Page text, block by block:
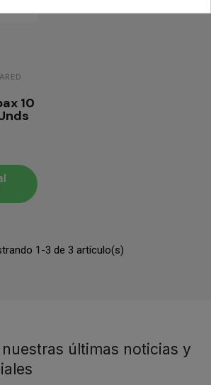
10
1-3 de 3 artículo(s)
últimas noticias y